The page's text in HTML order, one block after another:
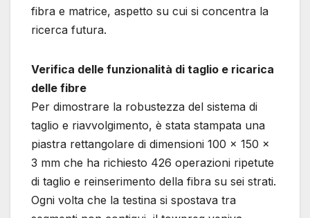
fibra e matrice, aspetto su cui si concentra la
ricerca futura.
Verifica delle funzionalità di taglio e ricarica
delle fibre
Per dimostrare la robustezza del sistema di
taglio e riavvolgimento, è stata stampata una
piastra rettangolare di dimensioni 100 × 150 ×
3 mm che ha richiesto 426 operazioni ripetute
di taglio e reinserimento della fibra su sei strati.
Ogni volta che la testina si spostava tra